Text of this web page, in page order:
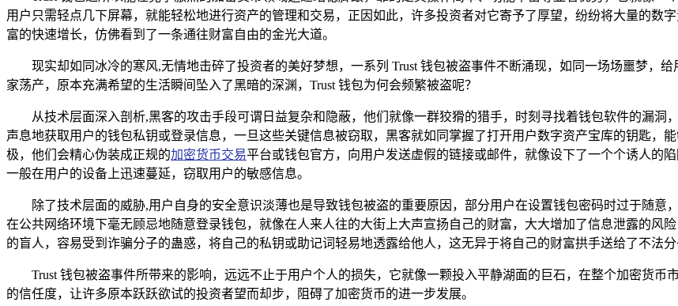
用户只需轻点几下屏幕，就能轻松地进行资产的管理和交易，正因如此，许多投资者对它寄予了厚望，纷纷将大量的数
富的快速增长，仿佛看到了一条通往财富自由的金光大道。
现实却如同冰冷的寒风,无情地击碎了投资者的美好梦想，一系列 Trust 钱包被盗事件不断涌现，如同一场场噩梦，
家荡产，原本充满希望的生活瞬间坠入了黑暗的深渊，Trust 钱包为何会频繁被盗呢？
从技术层面深入剖析,黑客的攻击手段可谓日益复杂和隐蔽，他们就像一群狡猾的猎手，时刻寻找着钱包软件的漏
声息地获取用户的钱包私钥或登录信息，一旦这些关键信息被窃取，黑客就如同掌握了打开用户数字资产宝库的钥匙，
极，他们会精心伪装成正规的加密货币交易平台或钱包官方，向用户发送虚假的链接或邮件，就像设下了一个个诱人的
一般在用户的设备上迅速蔓延，窃取用户的敏感信息。
除了技术层面的威胁,用户自身的安全意识淡薄也是导致钱包被盗的重要原因，部分用户在设置钱包密码时过于随
在公共网络环境下毫无顾忌地随意登录钱包，就像在人来人往的大街上大声宣扬自己的财富，大大增加了信息泄露的风
的盲人，容易受到诈骗分子的蛊惑，将自己的私钥或助记词轻易地透露给他人，这无异于将自己的财富拱手送给了不法分
Trust 钱包被盗事件所带来的影响，远远不止于用户个人的损失，它就像一颗投入平静湖面的巨石，在整个加密货
的信任度，让许多原本跃跃欲试的投资者望而却步，阻碍了加密货币的进一步发展。